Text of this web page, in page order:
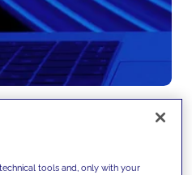
Fähigkeiten
tools and, only with your